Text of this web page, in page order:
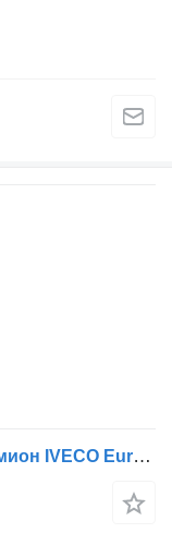
Пневматски вентил K127012 за камион IVECO EuroCargo 05.03 ->